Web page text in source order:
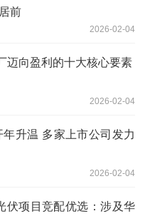
前
2026-02-04
迈向盈利的十大核心要素
2026-02-04
升温 多家上市公司发力
2026-02-04
伏项目竞配优选：涉及华